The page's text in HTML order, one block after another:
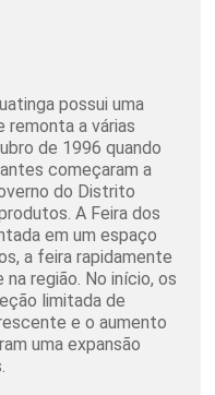
possui uma
remonta a várias
de 1996 quando
começaram a
do Distrito
A Feira dos
em um espaço
a feira rapidamente
região. No início, os
limitada de
e o aumento
uma expansão